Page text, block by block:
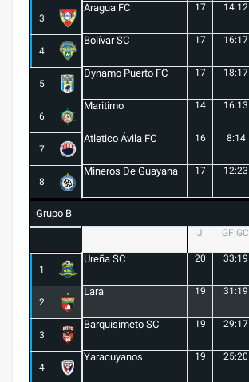
3
Aragua FC 17 14:12
4
Bolívar SC 17 16:17
5
Dynamo Puerto FC 17 18:17
6
Maritimo 14 16:13
7
Atletico Ávila FC 16 8:14
8
Mineros De Guayana 17 12:23
Grupo B
J GF:GC
1
Ureña SC 20 33:19
2
Lara 19 31:19
3
Barquisimeto SC 19 29:17
4
Yaracuyanos 19 25:20